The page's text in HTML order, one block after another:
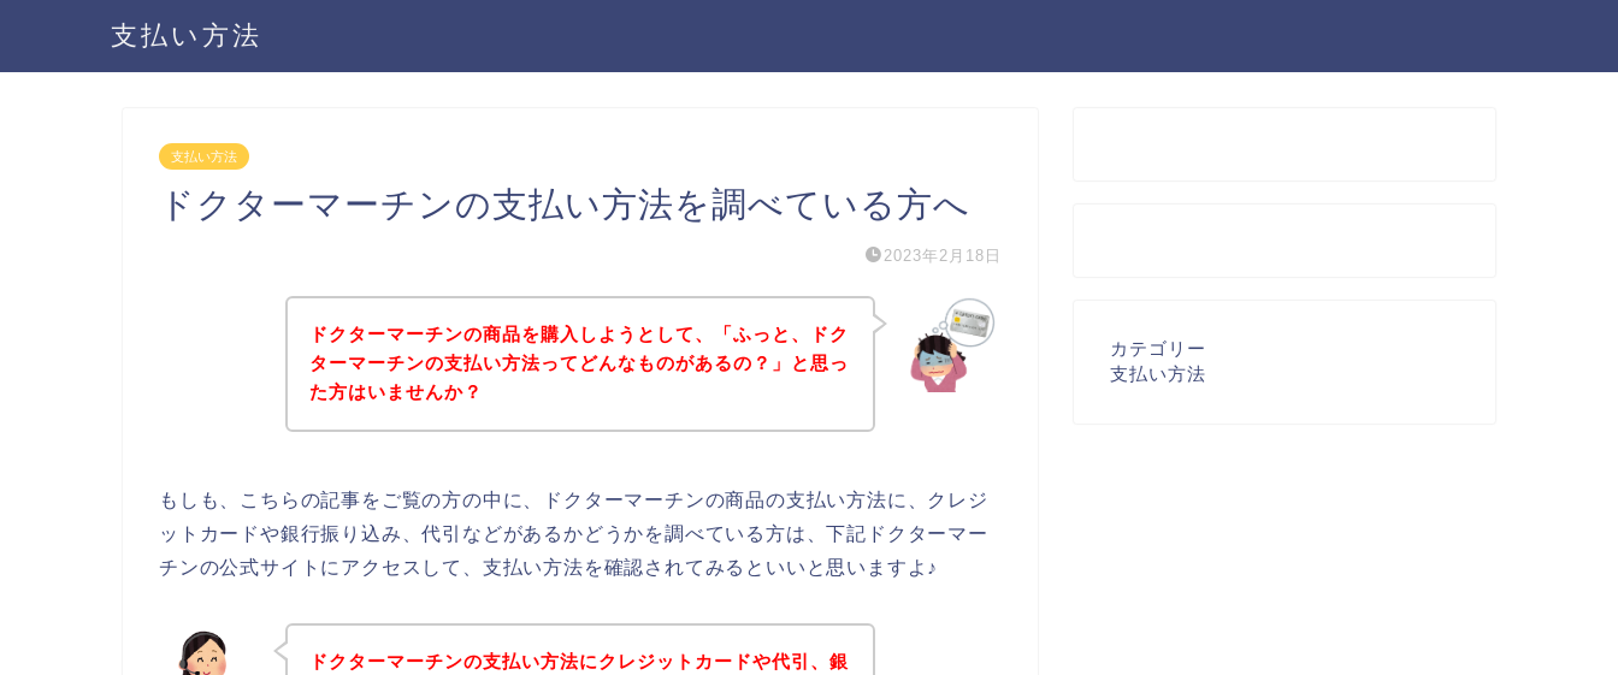
支払い方法
支払い方法
ドクターマーチンの支払い方法を調べている方へ
2023年2月18日
ドクターマーチンの商品を購入しようとして、「ふっと、ドク
ターマーチンの支払い方法ってどんなものがあるの？」と思っ
た方はいませんか？
もしも、こちらの記事をご覧の方の中に、ドクターマーチンの商品の支払い方法に、クレジ
ットカードや銀行振り込み、代引などがあるかどうかを調べている方は、下記ドクターマー
チンの公式サイトにアクセスして、支払い方法を確認されてみるといいと思いますよ♪
ドクターマーチンの支払い方法にクレジットカードや代引、銀
カテゴリー
支払い方法